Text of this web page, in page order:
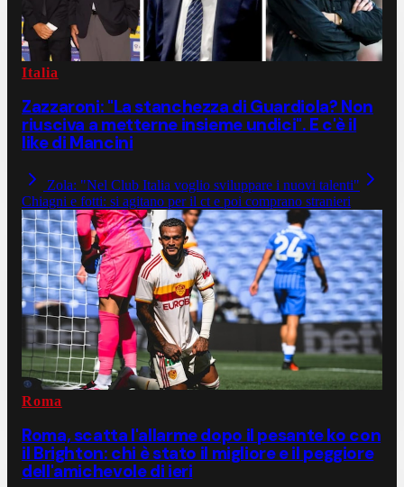
Italia
Zazzaroni: "La stanchezza di Guardiola? Non
riusciva a metterne insieme undici". E c'è il
like di Mancini
Zola: "Nel Club Italia voglio sviluppare i nuovi talenti"
Chiagni e fotti: si agitano per il ct e poi comprano stranieri
Roma
Roma, scatta l'allarme dopo il pesante ko con
il Brighton: chi è stato il migliore e il peggiore
dell'amichevole di ieri